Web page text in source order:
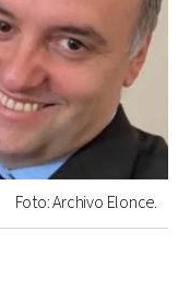
Foto: Archivo Elonce.